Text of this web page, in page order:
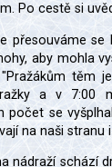
Po cestě si
přesouváme se
aby mohla
těm
a v 7:00
počet se
na naši stranu
nádraží schází